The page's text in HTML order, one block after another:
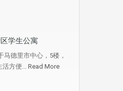
学生公寓
马德里市中心，5楼，
活方便...Read More